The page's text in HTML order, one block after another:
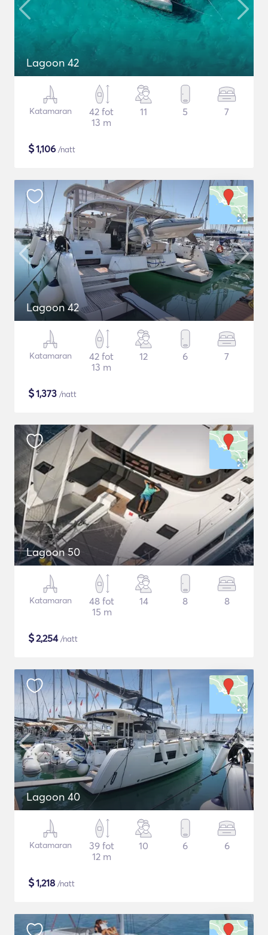
Lagoon 42
Katamaran
42 fot
13 m
11 5 7
$1,106 /natt
Lagoon 42
Katamaran
42 fot
13 m
12 6 7
$1,373 /natt
Lagoon 50
Katamaran
48 fot
15 m
14 8 8
$2,254/natt
Lagoon 40
Katamaran
39 fot
12 m
10 6 6
$1,218 /natt